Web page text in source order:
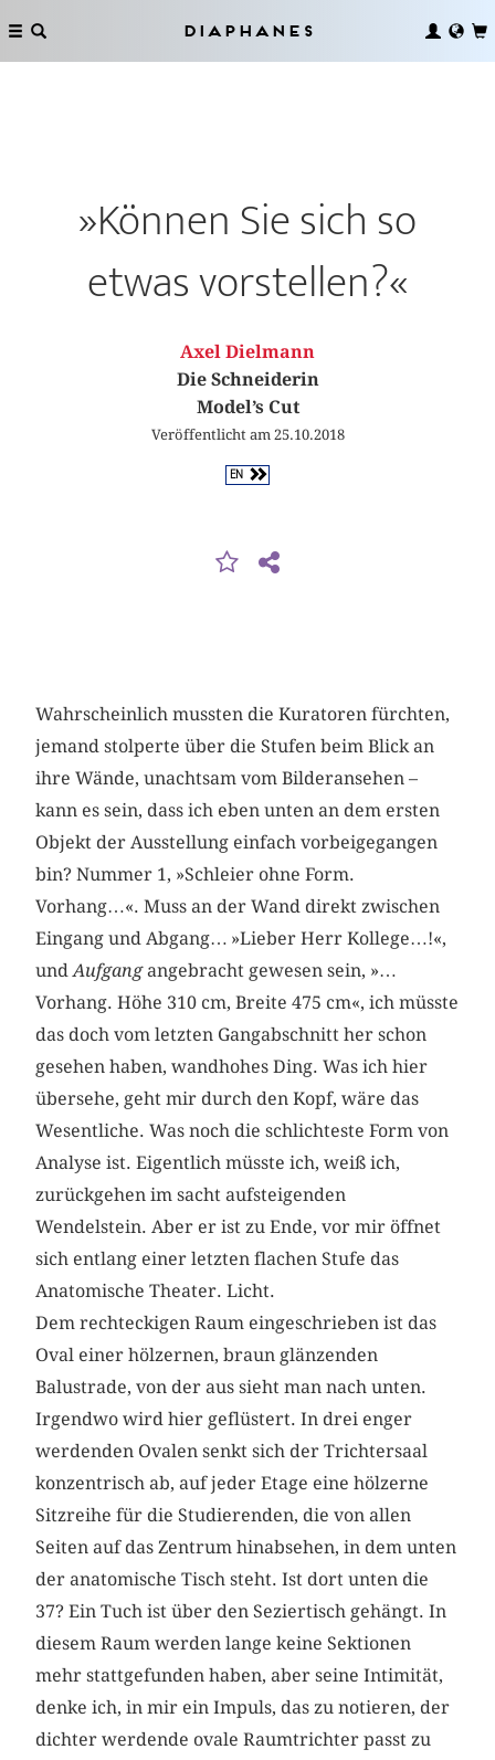
Diaphanes
»Können Sie sich so
etwas vorstellen?«
Axel Dielmann
Die Schneiderin
Model’s Cut
Veröffentlicht am 25.10.2018
EN
Wahrscheinlich mussten die Kuratoren fürchten,
jemand stolperte über die Stufen beim Blick an
ihre Wände, unachtsam vom Bilderansehen –
kann es sein, dass ich eben unten an dem ersten
Objekt der Ausstellung einfach vorbeigegangen
bin? Nummer 1, »Schleier ohne Form.
Vorhang…«. Muss an der Wand direkt zwischen
Eingang und Abgang… »Lieber Herr Kollege…!«,
undAufgangangebracht gewesen sein, »…
Vorhang. Höhe 310 cm, Breite 475 cm«, ich müsste
das doch vom letzten Gangabschnitt her schon
gesehen haben, wandhohes Ding. Was ich hier
übersehe, geht mir durch den Kopf, wäre das
Wesentliche. Was noch die schlichteste Form von
Analyse ist. Eigentlich müsste ich, weiß ich,
zurückgehen im sacht aufsteigenden
Wendelstein. Aber er ist zu Ende, vor mir öffnet
sich entlang einer letzten flachen Stufe das
Anatomische Theater. Licht.
Dem rechteckigen Raum eingeschrieben ist das
Oval einer hölzernen, braun glänzenden
Balustrade, von der aus sieht man nach unten.
Irgendwo wird hier geflüstert. In drei enger
werdenden Ovalen senkt sich der Trichtersaal
konzentrisch ab, auf jeder Etage eine hölzerne
Sitzreihe für die Studierenden, die von allen
Seiten auf das Zentrum hinabsehen, in dem unten
der anatomische Tisch steht. Ist dort unten die
37? Ein Tuch ist über den Seziertisch gehängt. In
diesem Raum werden lange keine Sektionen
mehr stattgefunden haben, aber seine Intimität,
denke ich, in mir ein Impuls, das zu notieren, der
dichter werdende ovale Raumtrichter passt zu